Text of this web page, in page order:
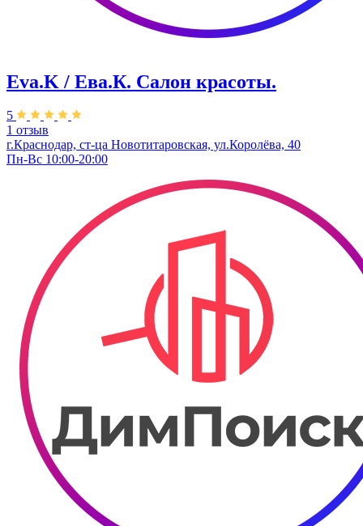
Eva.K / Ева.К. Салон красоты.
5
1 отзыв
г.Краснодар, ст-ца Новотитаровская, ул.Королёва, 40
Пн-Вс 10:00-20:00